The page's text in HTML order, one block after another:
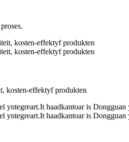
kosten-effektyf produkten